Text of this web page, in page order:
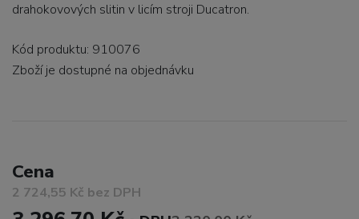
drahokovových slitin v licím stroji Ducatron.
Kód produktu: 910076
Zboží je dostupné na objednávku
Cena
2 724,55 Kč bez DPH